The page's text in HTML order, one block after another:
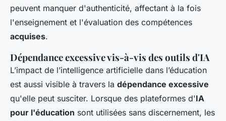
peuvent manquer d'authenticité, affectant à la fois
l'enseignement et l'évaluation des compétences
acquises.
Dépendance excessive vis-à-vis des outils d'IA
L’impact de l’intelligence artificielle dans l’éducation
est aussi visible à travers la dépendance excessive
qu'elle peut susciter. Lorsque des plateformes d'IA
pour l'éducation sont utilisées sans discernement, les